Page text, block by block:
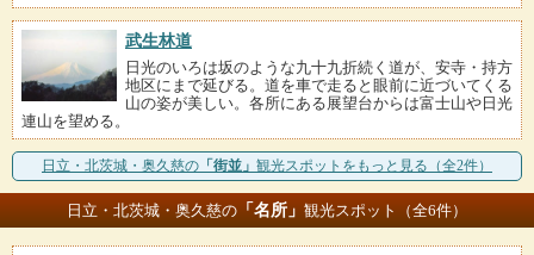
武生林道
日光のいろは坂のような九十九折続く道が、安寺・持方
地区にまで延びる。道を車で走ると眼前に近づいてくる
山の姿が美しい。各所にある展望台からは富士山や日光
連山を望める。
日立・北茨城・奥久慈の 「街並」 観光スポットをもっと見る（全2件）
日立・北茨城・奥久慈の 「名所」 観光スポット（全6件）